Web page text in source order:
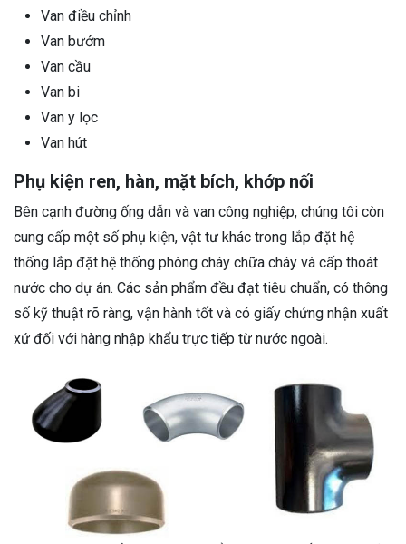
Van điều chỉnh
Van bướm
Van cầu
Van bi
Van y lọc
Van hút
Phụ kiện ren, hàn, mặt bích, khớp nối
Bên cạnh đường ống dẫn và van công nghiệp, chúng tôi còn
cung cấp một số phụ kiện, vật tư khác trong lắp đặt hệ
thống lắp đặt hệ thống phòng cháy chữa cháy và cấp thoát
nước cho dự án. Các sản phẩm đều đạt tiêu chuẩn, có thông
số kỹ thuật rõ ràng, vận hành tốt và có giấy chứng nhận xuất
xứ đối với hàng nhập khẩu trực tiếp từ nước ngoài.